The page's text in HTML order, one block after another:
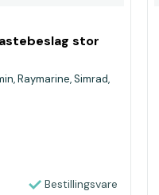
stor
Raymarine, Simrad,
Bestillingsvare